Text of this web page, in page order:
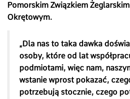
Pomorskim Związkiem Żeglarskim
Okrętowym.
„Dla nas to taka dawka
osoby, które od lat
podmiotami, więc nam,
wstanie wprost pokazać,
potrzebują stocznie, czego